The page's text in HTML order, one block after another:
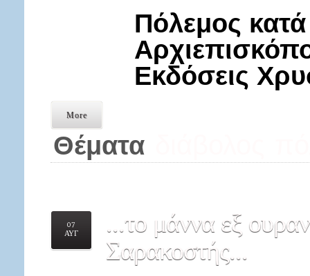
Πόλεμος
Εκδόσεις
More
Θέματα
07
ΑΥΓ
...το μάννα εξ
Σαρακοστής...